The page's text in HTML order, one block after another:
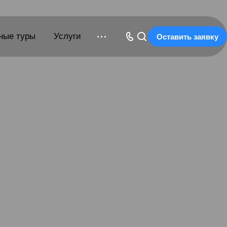
туры Услуги Оставить заявку